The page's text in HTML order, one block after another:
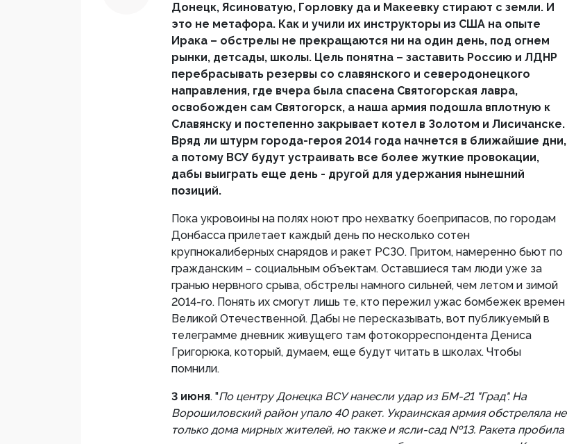
Донецк, Ясиноватую, Горловку да и Макеевку стирают с земли. И
это не метафора. Как и учили их инструкторы из США на опыте
Ирака – обстрелы не прекращаются ни на один день, под огнем
рынки, детсады, школы. Цель понятна – заставить Россию и ЛДНР
перебрасывать резервы со славянского и северодонецкого
направления, где вчера была спасена Святогорская лавра,
освобожден сам Святогорск, а наша армия подошла вплотную к
Славянску и постепенно закрывает котел в Золотом и Лисичанске.
Вряд ли штурм города-героя 2014 года начнется в ближайшие дни,
а потому ВСУ будут устраивать все более жуткие провокации,
дабы выиграть еще день - другой для удержания нынешний
позиций.
Пока укровоины на полях ноют про нехватку боеприпасов, по городам
Донбасса прилетает каждый день по несколько сотен
крупнокалиберных снарядов и ракет РСЗО. Притом, намеренно бьют по
гражданским – социальным объектам. Оставшиеся там люди уже за
гранью нервного срыва, обстрелы намного сильней, чем летом и зимой
2014-го. Понять их смогут лишь те, кто пережил ужас бомбежек времен
Великой Отечественной. Дабы не пересказывать, вот публикуемый в
телеграмме дневник живущего там фотокорреспондента Дениса
Григорюка, который, думаем, еще будут читать в школах. Чтобы
помнили.
3 июня. "По центру Донецка ВСУ нанесли удар из БМ-21 "Град". На
Ворошиловский район упало 40 ракет. Украинская армия обстреляла не
только дома мирных жителей, но также и ясли-сад №13. Ракета пробила